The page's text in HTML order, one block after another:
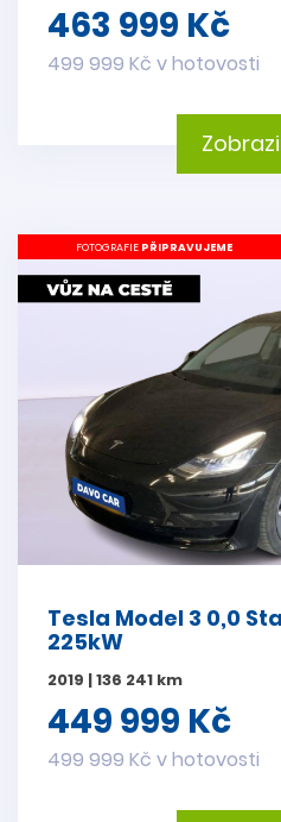
463 999 Kč
499 999 Kč v hotovosti
FOTOGRAFIE PŘIPRAVUJEME
Tesla Model 3 0,0
225kW
2019 | 136 241 km
449 999 Kč
499 999 Kč v hotovosti